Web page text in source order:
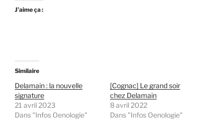
J’aime ça :
Similaire
Delamain : la nouvelle
signature
21 avril 2023
Dans "Infos Oenologie"
[Cognac] Le grand soir
chez Delamain
8 avril 2022
Dans "Infos Oenologie"